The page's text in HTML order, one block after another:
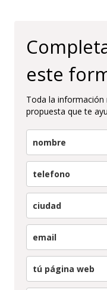
este
Toda la información
propuesta que te